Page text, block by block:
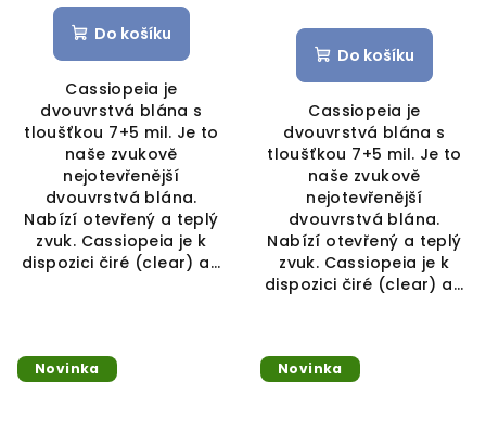
Do košíku
Cassiopeia je
dvouvrstvá blána s
tloušťkou 7+5 mil. Je to
naše zvukově
nejotevřenější
dvouvrstvá blána.
Nabízí otevřený a teplý
zvuk. Cassiopeia je k
dispozici čiré (clear) a...
Do košíku
Cassiopeia je
dvouvrstvá blána s
tloušťkou 7+5 mil. Je to
naše zvukově
nejotevřenější
dvouvrstvá blána.
Nabízí otevřený a teplý
zvuk. Cassiopeia je k
dispozici čiré (clear) a...
Novinka Novinka